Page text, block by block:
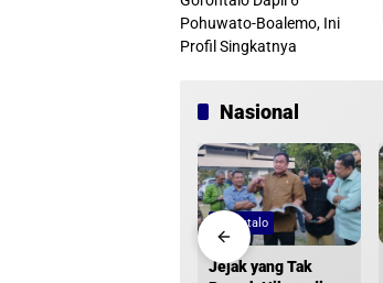
Nasional
Gorontalo
Jejak yang Tak